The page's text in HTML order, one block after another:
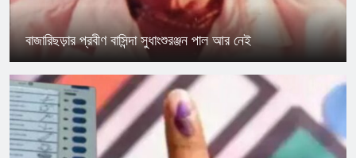
বাজা‌রিছড়ার প্রবীণ বাসিন্দা সুধাংশুরঞ্জন পাল আর নেই